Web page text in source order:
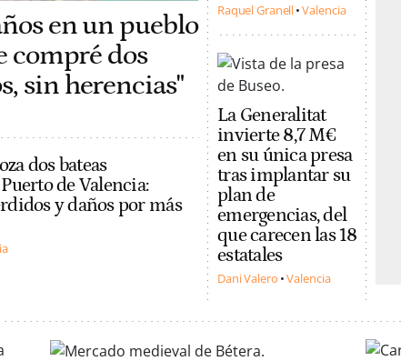
en un pueblo
compré dos
sin herencias"
dos bateas
de Valencia:
y daños por más
Raquel Granell Valencia
La Generalitat
invierte 8,7 M€
en su única presa
tras implantar su
plan de
emergencias, del
que carecen las 18
estatales
Dani Valero Valencia